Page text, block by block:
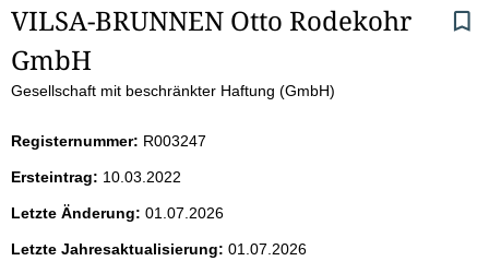
S
e
t
e
n
VILSA-BRUNNEN Otto Rodekohr
GmbH
Gesellschaft mit beschränkter Haftung (GmbH)
Registernummer: R003247
Ersteintrag: 10.03.2022
Letzte Änderung: 01.07.2026
Letzte Jahresaktualisierung: 01.07.2026